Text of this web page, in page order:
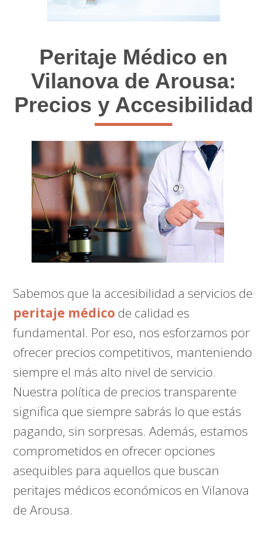
Peritaje Médico en
Vilanova de Arousa:
Precios y Accesibilidad
Sabemos que la accesibilidad a servicios de
peritaje médico de calidad es
fundamental. Por eso, nos esforzamos por
ofrecer precios competitivos, manteniendo
siempre el más alto nivel de servicio.
Nuestra política de precios transparente
significa que siempre sabrás lo que estás
pagando, sin sorpresas. Además, estamos
comprometidos en ofrecer opciones
asequibles para aquellos que buscan
peritajes médicos económicos en Vilanova
de Arousa.